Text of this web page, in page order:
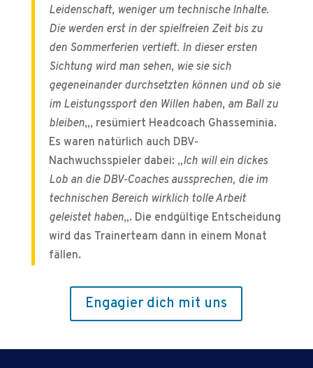
Leidenschaft, weniger um technische Inhalte.
Die werden erst in der spielfreien Zeit bis zu
den Sommerferien vertieft. In dieser ersten
Sichtung wird man sehen, wie sie sich
gegeneinander durchsetzten können und ob sie
im Leistungssport den Willen haben, am Ball zu
bleiben„, resümiert Headcoach Ghasseminia.
Es waren natürlich auch DBV-
Nachwuchsspieler dabei: „Ich will ein dickes
Lob an die DBV-Coaches aussprechen, die im
technischen Bereich wirklich tolle Arbeit
geleistet haben„. Die endgültige Entscheidung
wird das Trainerteam dann in einem Monat
fällen.
Engagier dich mit uns